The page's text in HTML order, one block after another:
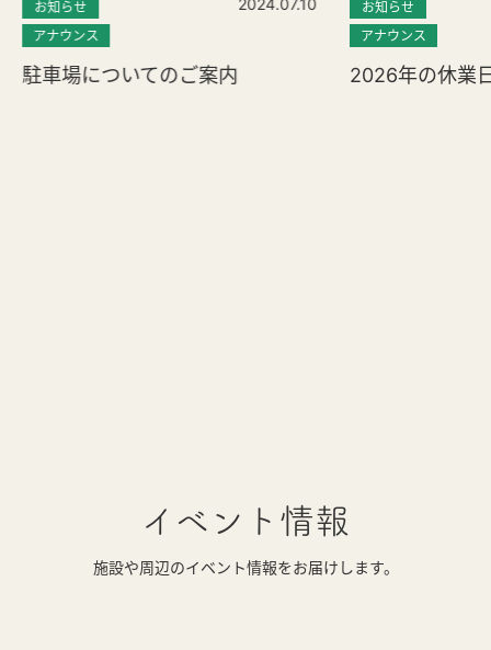
お知らせ
アナウンス
2024.07.10
駐車場についてのご案内
お知らせ
アナウンス
2026年の休業
イベント情報
施設や周辺のイベント情報をお届けします。